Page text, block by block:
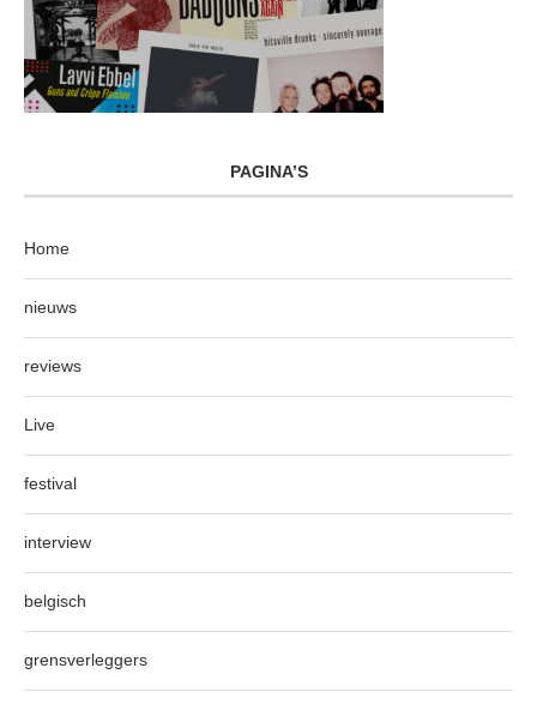
PAGINA’S
Home
nieuws
reviews
Live
festival
interview
belgisch
grensverleggers